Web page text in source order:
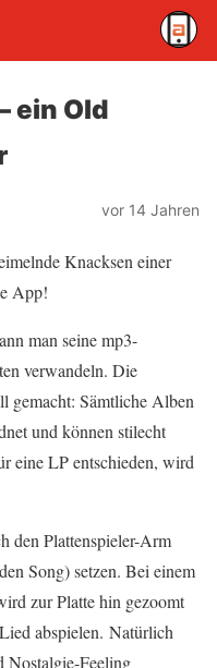
ein Old
vor 14 Jahren
Knacksen einer
App!
man seine mp3-
verwandeln. Die
Sämtliche Alben
und können stilecht
eine LP entschieden, wird
den Plattenspieler-Arm
Song) setzen. Bei einem
zur Platte hin gezoomt
abspielen. Natürlich
Nostalgie-Feeling